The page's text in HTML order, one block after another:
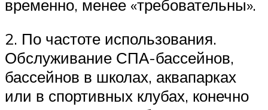
временно, менее «требовательны».
2. По частоте использования.
Обслуживание СПА-бассейнов,
бассейнов в школах, аквапарках
или в спортивных клубах, конечно